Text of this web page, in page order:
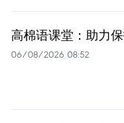
高棉语课堂：助力
06/08/2026 08:52